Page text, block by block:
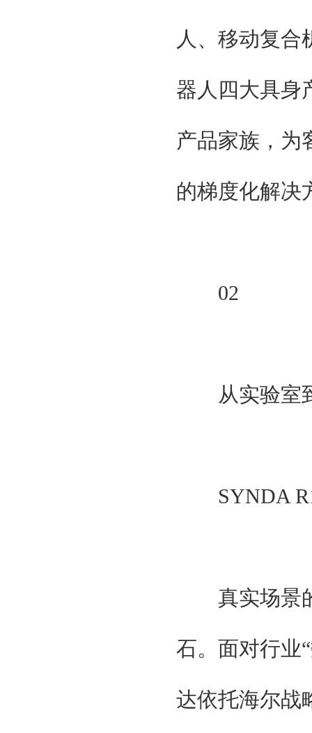
人、移动复合
器人四大具身
产品家族，为
的梯度化解决
02
从实验室
SYNDA R1
真实场景的
石。面对行业
达依托海尔战